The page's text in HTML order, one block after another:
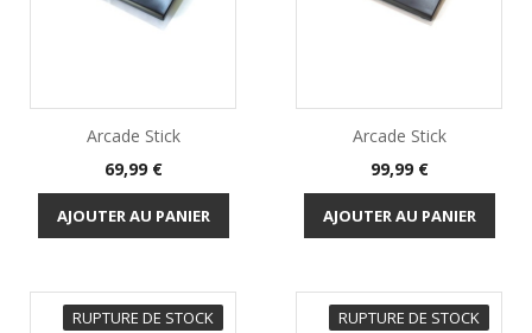
Arcade Stick
Prix
69,99 €
AJOUTER AU PANIER
Arcade Stick
Prix
99,99 €
AJOUTER AU PANIER
RUPTURE DE STOCK RUPTURE DE STOCK